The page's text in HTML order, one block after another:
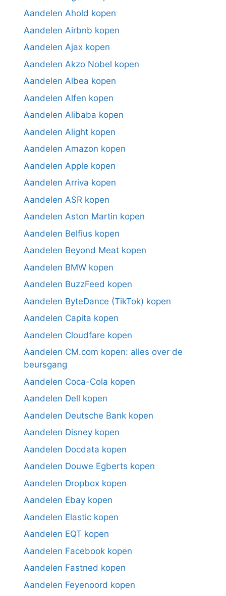
Aandelen Ahold kopen
Aandelen Airbnb kopen
Aandelen Ajax kopen
Aandelen Akzo Nobel kopen
Aandelen Albea kopen
Aandelen Alfen kopen
Aandelen Alibaba kopen
Aandelen Alight kopen
Aandelen Amazon kopen
Aandelen Apple kopen
Aandelen Arriva kopen
Aandelen ASR kopen
Aandelen Aston Martin kopen
Aandelen Belfius kopen
Aandelen Beyond Meat kopen
Aandelen BMW kopen
Aandelen BuzzFeed kopen
Aandelen ByteDance (TikTok) kopen
Aandelen Capita kopen
Aandelen Cloudfare kopen
Aandelen CM.com kopen: alles over de
beursgang
Aandelen Coca-Cola kopen
Aandelen Dell kopen
Aandelen Deutsche Bank kopen
Aandelen Disney kopen
Aandelen Docdata kopen
Aandelen Douwe Egberts kopen
Aandelen Dropbox kopen
Aandelen Ebay kopen
Aandelen Elastic kopen
Aandelen EQT kopen
Aandelen Facebook kopen
Aandelen Fastned kopen
Aandelen Feyenoord kopen